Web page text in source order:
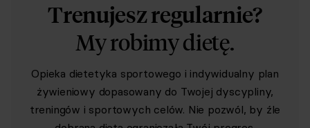
Trenujesz regularnie?
My robimy dietę.
Opieka dietetyka sportowego i indywidualny plan
żywieniowy dopasowany do Twojej dyscypliny,
treningów i sportowych celów. Nie pozwól, by źle